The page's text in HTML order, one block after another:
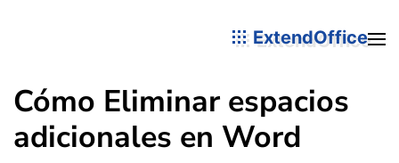
ExtendOffice
Cómo Eliminar espacios
adicionales en Word